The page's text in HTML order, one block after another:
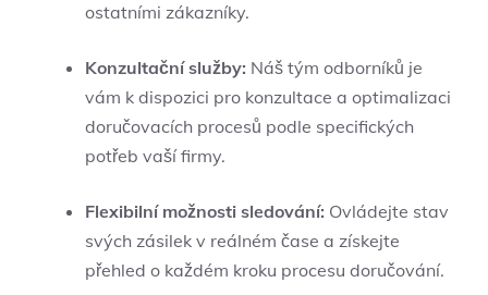
ostatními zákazníky.
Konzultační služby: Náš tým odborníků je
vám k dispozici pro konzultace a optimalizaci
doručovacích procesů podle specifických
potřeb vaší firmy.
Flexibilní možnosti sledování: Ovládejte stav
svých zásilek v reálném čase a získejte
přehled o každém kroku procesu doručování.